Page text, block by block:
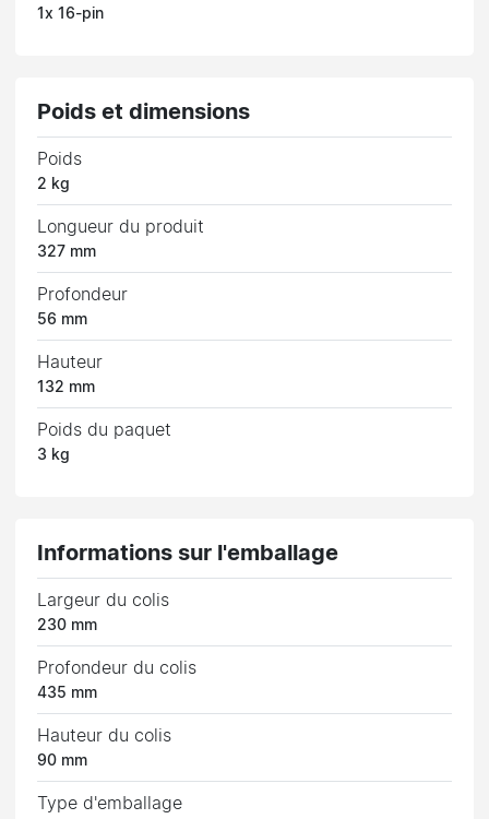
1x 16-pin
Poids et dimensions
Poids
2 kg
Longueur du produit
327 mm
Profondeur
56 mm
Hauteur
132 mm
Poids du paquet
3 kg
Informations sur l'emballage
Largeur du colis
230 mm
Profondeur du colis
435 mm
Hauteur du colis
90 mm
Type d'emballage